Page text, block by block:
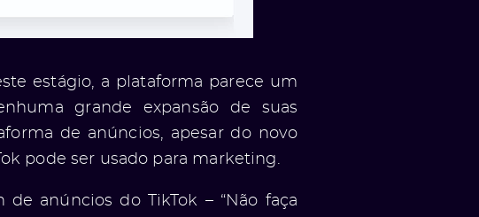
estágio, a plataforma parece um
grande expansão de suas
de anúncios, apesar do novo
pode ser usado para marketing.
anúncios do TikTok – “Não faça